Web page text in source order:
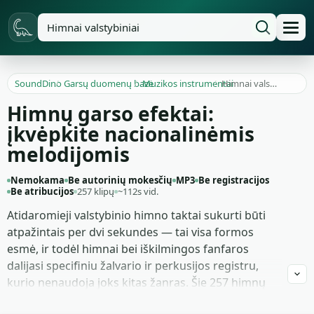
SoundDino
/ Garsų duomenų bazė
/ Muzikos instrumentai
/ Himnai valstybiniai
Himnų garso efektai:
įkvėpkite nacionalinėmis
melodijomis
Nemokama Be autorinių mokesčių MP3 Be registracijos
Be atribucijos 257 klipų ~112s vid.
Atidaromieji valstybinio himno taktai sukurti būti
atpažintais per dvi sekundes — tai visa formos
esmė, ir todėl himnai bei iškilmingos fanfaros
dalijasi specifiniu žalvario ir perkusijos registru,
kurio nenaudoja joks kitas žanras. Šie 257 himnų